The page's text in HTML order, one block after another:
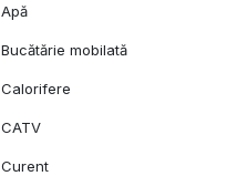
Apă
Bucătărie mobilată
Calorifere
CATV
Curent